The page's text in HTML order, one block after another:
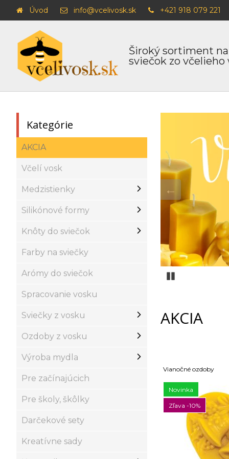
Široký sortiment
sviečok zo včelieho
Úvod info@vcelivosk.sk +421 918 079 221
Pozastaviť
AKCIA
Vianočné ozdoby
Novinka
Zľava -10%
Kategórie
AKCIA
Včelí vosk
Medzistienky
Silikónové formy
Knôty do sviečok
Farby na sviečky
Arómy do sviečok
Spracovanie vosku
Sviečky z vosku
Ozdoby z vosku
Výroba mydla
Pre začínajúcich
Pre školy, škôlky
Darčekové sety
Kreatívne sady